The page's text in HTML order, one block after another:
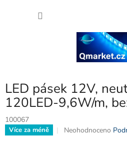
LED pásek 12V,
120LED-9,6W/m,
100067
Více za méně
Průměrné
Neohodnoceno